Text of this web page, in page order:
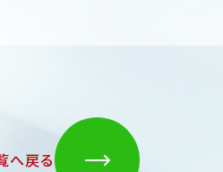
へ戻る